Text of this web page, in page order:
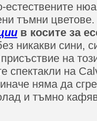
естествените
тъмни цветове.
в косите за
никакви сини,
на
спектакли на
няма да
и тъмно